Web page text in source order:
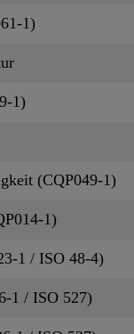
1)
1)
(CQP049-1)
1)
1 / ISO 48-4)
1 / ISO 527)